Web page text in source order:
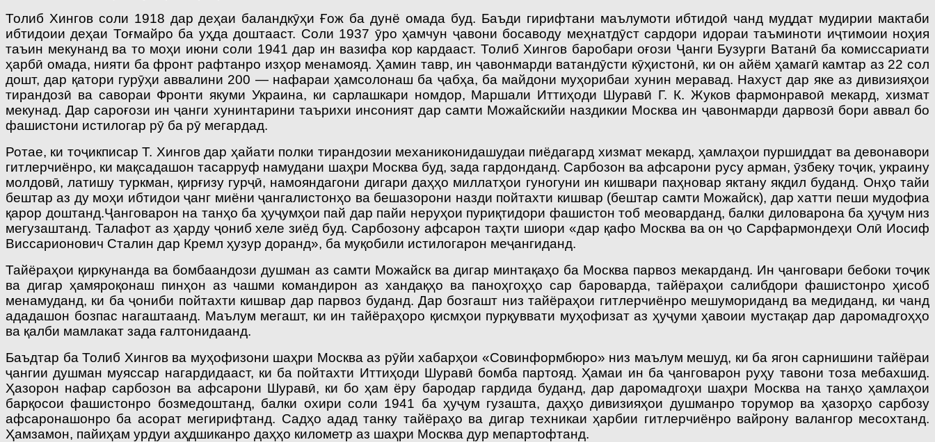
Толиб Хингов соли 1918 дар деҳаи баландкӯҳи Ғож ба дунё омада буд. Баъди гирифтани маълумоти ибтидоӣ чанд муддат мудирии мактаби
ибтидоии деҳаи Тоғмайро ба уҳда доштааст. Соли 1937 ӯро ҳамчун ҷавони босаводу меҳнатдӯст сардори идораи таъминоти иҷтимоии ноҳия
таъин мекунанд ва то моҳи июни соли 1941 дар ин вазифа кор кардааст. Толиб Хингов баробари оғози Ҷанги Бузурги Ватанӣ ба комиссариати
ҳарбӣ омада, нияти ба фронт рафтанро изҳор менамояд. Ҳамин тавр, ин ҷавонмарди ватандӯсти кӯҳистонӣ, ки он айём ҳамагӣ камтар аз 22 сол
дошт, дар қатори гурӯҳи аввалини 200 — нафараи ҳамсолонаш ба ҷабҳа, ба майдони муҳорибаи хунин меравад. Нахуст дар яке аз дивизияҳои
тирандозӣ ва савораи Фронти якуми Украина, ки сарлашкари номдор, Маршали Иттиҳоди Шуравӣ Г. К. Жуков фармонравоӣ мекард, хизмат
мекунад. Дар сароғози ин ҷанги хунинтарини таърихи инсоният дар самти Можайскийи наздикии Москва ин ҷавонмарди дарвозӣ бори аввал бо
фашистони истилогар рӯ ба рӯ мегардад.
Ротае, ки тоҷикписар Т. Хингов дар ҳайати полки тирандозии механиконидашудаи пиёдагард хизмат мекард, ҳамлаҳои пуршиддат ва девонавори
гитлерчиёнро, ки мақсадашон тасарруф намудани шаҳри Москва буд, зада гардонданд. Сарбозон ва афсарони русу арман, ӯзбеку тоҷик, украину
молдовӣ, латишу туркман, қирғизу гурҷӣ, намояндагони дигари даҳҳо миллатҳои гуногуни ин кишвари паҳновар яктану якдил буданд. Онҳо тайи
бештар аз ду моҳи ибтидои ҷанг миёни ҷангалистонҳо ва бешазорони назди пойтахти кишвар (бештар самти Можайск), дар хатти пеши мудофиа
қарор доштанд.Ҷанговарон на танҳо ба ҳуҷумҳои пай дар пайи неруҳои пуриқтидори фашистон тоб меоварданд, балки диловарона ба ҳуҷум низ
мегузаштанд. Талафот аз ҳарду ҷониб хеле зиёд буд. Сарбозону афсарон таҳти шиори «дар қафо Москва ва он ҷо Сарфармондеҳи Олӣ Иосиф
Виссарионович Сталин дар Кремл ҳузур доранд», ба муқобили истилогарон меҷангиданд.
Тайёраҳои қиркунанда ва бомбаандози душман аз самти Можайск ва дигар минтақаҳо ба Москва парвоз мекарданд. Ин ҷанговари бебоки тоҷик
ва дигар ҳамяроқонаш пинҳон аз чашми командирон аз хандақҳо ва паноҳгоҳҳо сар бароварда, тайёраҳои салибдори фашистонро ҳисоб
менамуданд, ки ба ҷониби пойтахти кишвар дар парвоз буданд. Дар бозгашт низ тайёраҳои гитлерчиёнро мешумориданд ва медиданд, ки чанд
ададашон бозпас нагаштаанд. Маълум мегашт, ки ин тайёраҳоро қисмҳои пурқуввати муҳофизат аз ҳуҷуми ҳавоии мустақар дар даромадгоҳҳо
ва қалби мамлакат зада ғалтонидаанд.
Баъдтар ба Толиб Хингов ва му­ҳофизони шаҳри Москва аз рӯйи ха­барҳои «Совинформбюро» низ маълум мешуд, ки ба ягон сарнишини тайёраи
ҷангии душман муяссар нагардидааст, ки ба пойтахти Иттиҳоди Шуравӣ бомба партояд. Ҳамаи ин ба ҷанговарон руҳу тавони тоза мебахшид.
Ҳазорон нафар сарбозон ва афсарони Шуравӣ, ки бо ҳам ёру бародар гардида буданд, дар даромадгоҳи шаҳри Москва на танҳо ҳамлаҳои
барқосои фашистонро бозмедоштанд, балки охири соли 1941 ба ҳуҷум гузашта, даҳҳо дивизияҳои душманро торумор ва ҳазорҳо сарбозу
афсаронашонро ба асорат мегирифтанд. Садҳо адад танку тайёраҳо ва дигар техникаи ҳарбии гитлерчиёнро вайрону валангор месохтанд.
Ҳамзамон, пайиҳам урдуи аҳдшиканро даҳҳо километр аз шаҳри Москва дур мепартофтанд.